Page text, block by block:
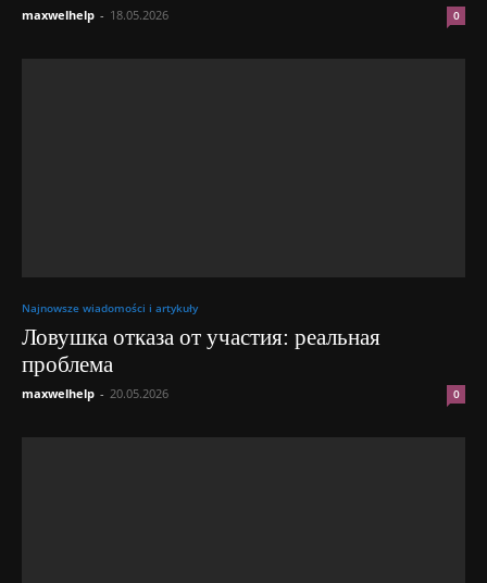
maxwelhelp - 18.05.2026 0
Najnowsze wiadomości i artykuły
Ловушка отказа от участия: реальная
проблема
maxwelhelp - 20.05.2026 0